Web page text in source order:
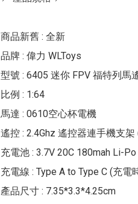
商品新舊 : 全新
品牌 : 偉力 WLToys
型號 : 6405 迷你 FPV 福特列馬
比例 : 1:64
馬達 : 0610空心杯電機
遙控 : 2.4Ghz 遙控器連手機支
充電池 : 3.7V 20C 180mah Li-
充電線 : Type A to Type C (充電
產品尺寸 : 7.35*3.3*4.25cm